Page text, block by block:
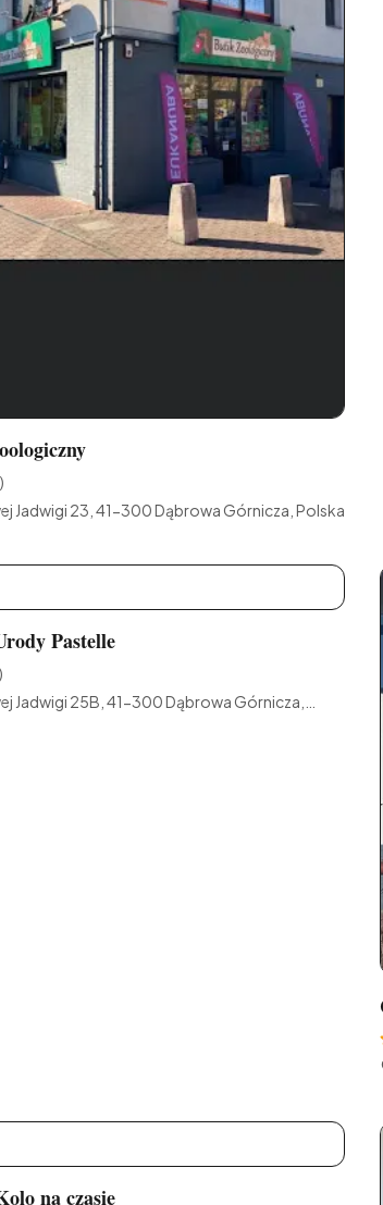
)
Jadwigi 23, 41-300 Dąbrowa Górnicza, Polska
Pastelle
)
Jadwigi 25B, 41-300 Dąbrowa Górnicza,
na czasie